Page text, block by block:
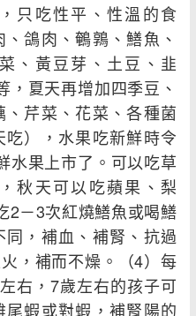
只吃性平、性溫的食
鴿肉、鵪鶉、鱔魚、
、黃豆芽、土豆、韭
，夏天再增加四季豆、
芹菜、花菜、各種菌
），水果吃新鮮時令
水果上市了。可以吃草
秋天可以吃蘋果、梨
2－3次紅燒鱔魚或喝鱔
，補血、補腎、抗過
，補而不燥。（4）每
右，7歲左右的孩子可
蝦或對蝦，補腎陽的